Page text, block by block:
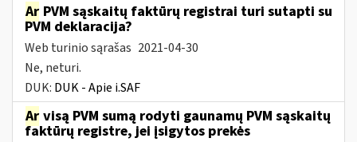
Ar PVM sąskaitų faktūrų registrai turi sutapti su
PVM deklaracija?
Web turinio sąrašas 2021-04-30
Ne, neturi.
DUK: DUK - Apie i.SAF
Ar visą PVM sumą rodyti gaunamų PVM sąskaitų
faktūrų registre, jei įsigytos prekės